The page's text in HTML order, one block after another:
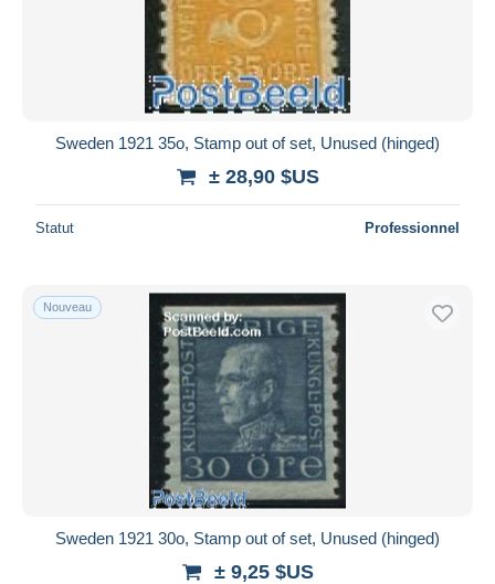
Sweden 1921 35o, Stamp out of set, Unused (hinged)
± 28,90 $US
Statut Professionnel
Nouveau
Sweden 1921 30o, Stamp out of set, Unused (hinged)
± 9,25 $US